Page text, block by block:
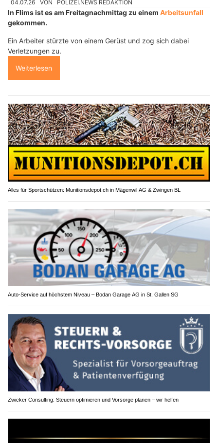
04.07.26 VON POLIZEI.NEWS REDAKTION
In Flims ist es am Freitagnachmittag zu einem Arbeitsunfall
gekommen.
Ein Arbeiter stürzte von einem Gerüst und zog sich dabei
Verletzungen zu.
Weiterlesen
Alles für Sportschützen: Munitionsdepot.ch in Mägenwil AG & Zwingen BL
Auto-Service auf höchstem Niveau – Bodan Garage AG in St. Gallen SG
Zwicker Consulting: Steuern optimieren und Vorsorge planen – wir helfen